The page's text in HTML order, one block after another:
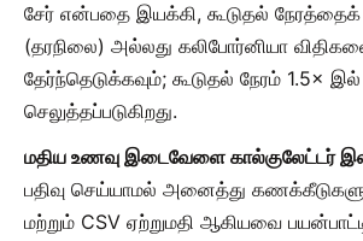
சேர் என்பதை இயக்கி, கூடுதல்
(தரநிலை) அல்லது கலிபோர்னியா
தேர்ந்தெடுக்கவும்; கூடுதல் நேரம் 1.5× இல்
செலுத்தப்படுகிறது.
மதிய உணவு இடைவேளை கால்குலேட்டர்
பதிவு செய்யாமல் அனைத்து
மற்றும் CSV ஏற்றுமதி ஆகியவை